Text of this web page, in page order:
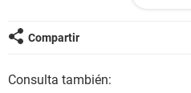
Gracias
Compartir
Consulta también: